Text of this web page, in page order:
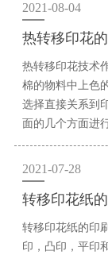
2021-08-04
热转移印花
热转移印花技术
棉的物料中上色
选择直接关系到
面的几个方面进
2021-07-28
转移印花纸
转移印花纸的印
印，凸印，平印